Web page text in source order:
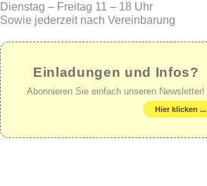
Dienstag – Freitag 11 – 18 Uhr
Sowie jederzeit nach Vereinbarung
Einladungen und Infos?
Abonnieren Sie einfach unseren Newsletter!
Hier klicken ...